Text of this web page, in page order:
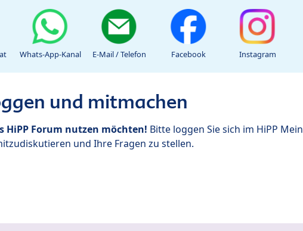
Whats-App-Kanal E-Mail / Telefon Facebook Instagram
und mitmachen
HiPP Forum nutzen möchten! Bitte loggen Sie sich im HiPP Mein
und Ihre Fragen zu stellen.